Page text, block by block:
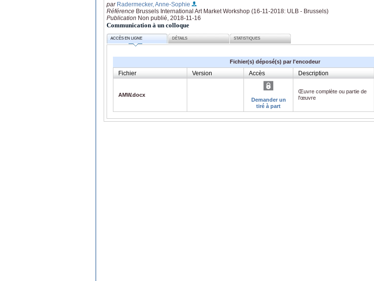
par Radermecker, Anne-Sophie
Référence Brussels International Art Market Workshop (16-11-2018: ULB - Brussels)
Publication Non publié, 2018-11-16
Communication à un colloque
ACCÈS EN LIGNE DÉTAILS STATISTIQUES
Fichier(s) déposé(s) par l'encodeur
Fichier Version Accès Description
AMW.docx
Demander un
tiré à part
Œuvre complète ou partie de
l'œuvre